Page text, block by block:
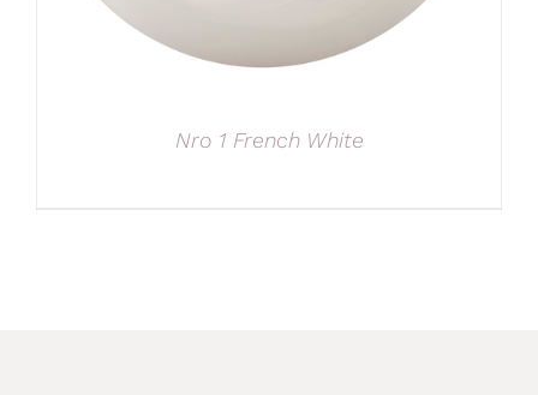
Nro 1 French White